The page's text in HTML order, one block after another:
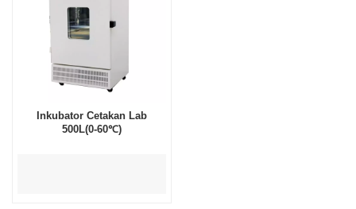
Inkubator Cetakan Lab
500L(0-60℃)